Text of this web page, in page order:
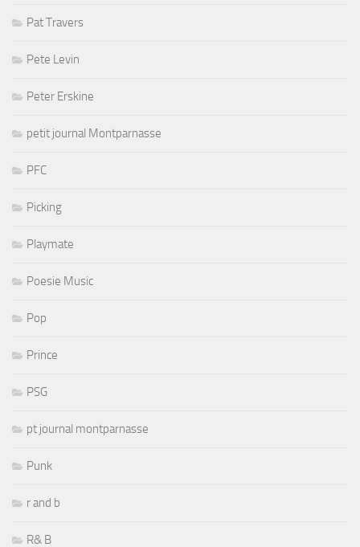
Pat Travers
Pete Levin
Peter Erskine
petit journal Montparnasse
PFC
Picking
Playmate
Poesie Music
Pop
Prince
PSG
pt journal montparnasse
Punk
r and b
R& B